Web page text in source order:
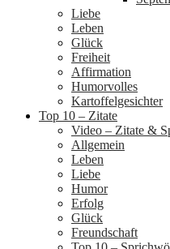
Liebe
Leben
Glück
Freiheit
Affirmation
Humorvolles
Kartoffelgesichter
Top 10 – Zitate
Video – Zitate &
Allgemein
Leben
Liebe
Humor
Erfolg
Glück
Freundschaft